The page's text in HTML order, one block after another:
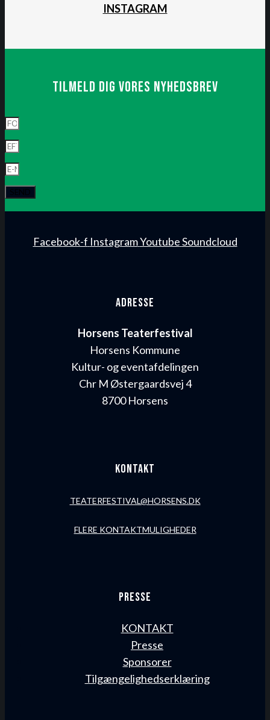
INSTAGRAM
Tilmeld dig vores nyhedsbrev
SEND
Facebook-f InstagramYoutubeSoundcloud
Adresse
Horsens Teaterfestival
Horsens Kommune
Kultur- og eventafdelingen
Chr M Østergaardsvej 4
8700 Horsens
Kontakt
TEATERFESTIVAL@HORSENS.DK
FLERE KONTAKTMULIGHEDER
Presse
KONTAKT
Presse
Sponsorer
Tilgængelighedserklæring